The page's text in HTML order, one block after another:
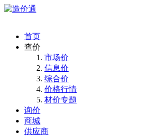
首页
查价
市场价
信息价
综合价
价格行情
材价专题
询价
商城
供应商